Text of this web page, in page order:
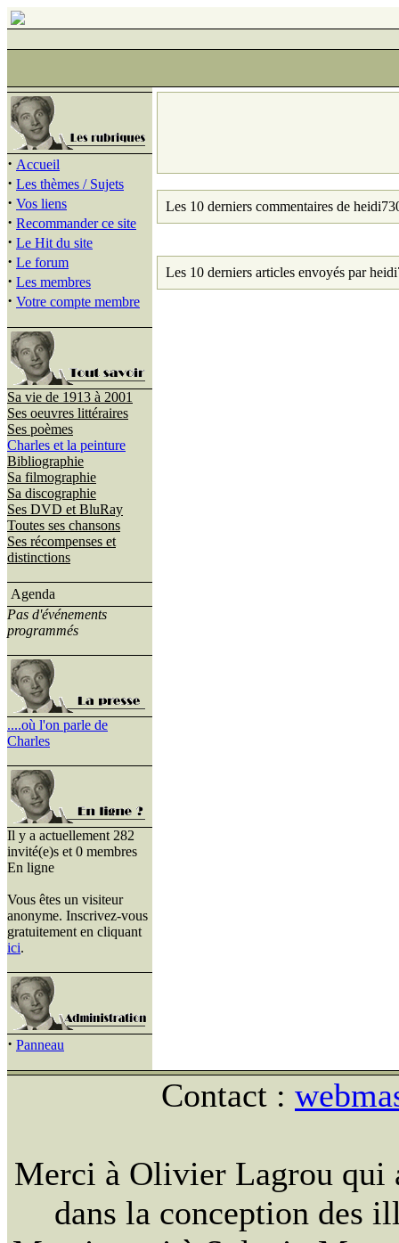
· Accueil
· Les thèmes / Sujets
· Vos liens
· Recommander ce site
· Le Hit du site
· Le forum
· Les membres
· Votre compte membre
Sa vie de 1913 à 2001
Ses oeuvres littéraires
Ses poèmes
Charles et la peinture
Bibliographie
Sa filmographie
Sa discographie
Ses DVD et BluRay
Toutes ses chansons
Ses récompenses et
distinctions
Agenda
Pas d'événements
programmés
....où l'on parle de
Charles
Il y a actuellement 282
invité(e)s et 0 membres
En ligne
Vous êtes un visiteur
anonyme. Inscrivez-vous
gratuitement en cliquant
ici.
· Panneau
Les 10 derniers commentaires de
Les 10 derniers articles envoyés par
Contact :
Merci à Olivier Lagrou qui
dans la conception des